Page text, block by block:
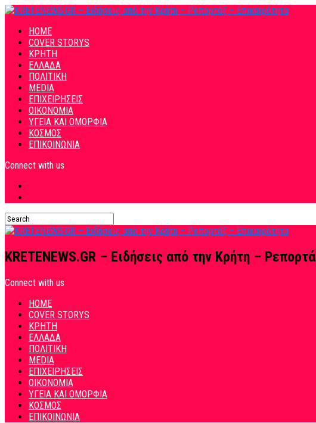
HOME
COVER STORYS
ΚΡΗΤΗ
ΕΛΛΑΔΑ
ΠΟΛΙΤΙΚΗ
MEDIA
ΕΠΙΧΕΙΡΗΣΕΙΣ
ΟΙΚΟΝΟΜΙΑ
ΥΓΕΙΑ ΚΑΙ ΟΜΟΡΦΙΑ
ΚΟΣΜΟΣ
ΕΠΙΚΟΙΝΩΝΙΑ
Connect with us
KRETENEWS.GR – Ειδήσεις από την Κρήτη –
Connect with us
HOME
COVER STORYS
ΚΡΗΤΗ
ΕΛΛΑΔΑ
ΠΟΛΙΤΙΚΗ
MEDIA
ΕΠΙΧΕΙΡΗΣΕΙΣ
ΟΙΚΟΝΟΜΙΑ
ΥΓΕΙΑ ΚΑΙ ΟΜΟΡΦΙΑ
ΚΟΣΜΟΣ
ΕΠΙΚΟΙΝΩΝΙΑ